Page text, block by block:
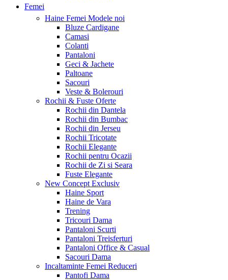
Femei
Haine Femei Modele noi
Bluze Cardigane
Camasi
Colanti
Pantaloni
Geci & Jachete
Paltoane
Sacouri
Veste & Bolerouri
Rochii & Fuste Oferte
Rochii din Dantela
Rochii din Bumbac
Rochii din Jerseu
Rochii Tricotate
Rochii Elegante
Rochii pentru Ocazii
Rochii de Zi si Seara
Fuste Elegante
New Concept Exclusiv
Haine Sport
Haine de Vara
Trening
Tricouri Dama
Pantaloni Scurti
Pantaloni Treisferturi
Pantaloni Office & Casual
Sacouri Dama
Incaltaminte Femei Reduceri
Pantofi Dama